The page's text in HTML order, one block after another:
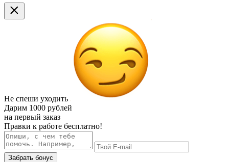
Не спеши уходить
Дарим 1000 рублей
на первый заказ
Правки к работе бесплатно!
Забрать бонус